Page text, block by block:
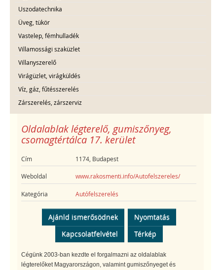
Uszodatechnika
Üveg, tükör
Vastelep, fémhulladék
Villamossági szaküzlet
Villanyszerelő
Virágüzlet, virágküldés
Víz, gáz, fűtésszerelés
Zárszerelés, zárszerviz
Oldalablak légterelő, gumiszőnyeg,
csomagtértálca 17. kerület
Cím 1174, Budapest
Weboldal www.rakosmenti.info/Autofelszereles/
Kategória Autófelszerelés
Ajánld ismerősödnek
Nyomtatás
Kapcsolatfelvétel
Térkép
Cégünk 2003-ban kezdte el forgalmazni az oldalablak
légterelőket Magyarországon, valamint gumiszőnyeget és